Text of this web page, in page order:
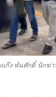
ก๊ง พันศักดิ์ นักฆ่